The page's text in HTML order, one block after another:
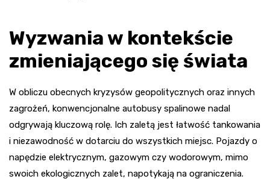
Wyzwania w kontekście
zmieniającego się świata
W obliczu obecnych kryzysów geopolitycznych oraz innych
zagrożeń, konwencjonalne autobusy spalinowe nadal
odgrywają kluczową rolę. Ich zaletą jest łatwość tankowania
i niezawodność w dotarciu do wszystkich miejsc. Pojazdy o
napędzie elektrycznym, gazowym czy wodorowym, mimo
swoich ekologicznych zalet, napotykają na ograniczenia.